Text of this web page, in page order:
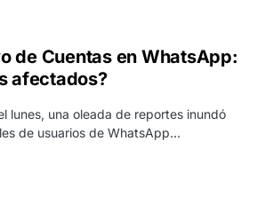
de Cuentas en WhatsApp:
afectados?
lunes, una oleada de reportes inundó
de usuarios de WhatsApp…